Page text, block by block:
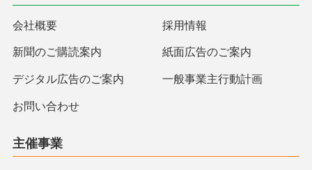
会社概要 採用情報
新聞のご購読案内 紙面広告のご案内
デジタル広告のご案内 一般事業主行動計画
お問い合わせ
主催事業